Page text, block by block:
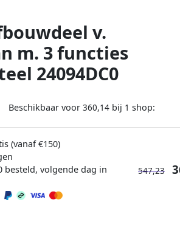
v.
m. 3 functies
24094DC0
Beschikbaar voor 360,14 bij 1 shop:
(vanaf €150)
besteld, volgende dag in
547,23